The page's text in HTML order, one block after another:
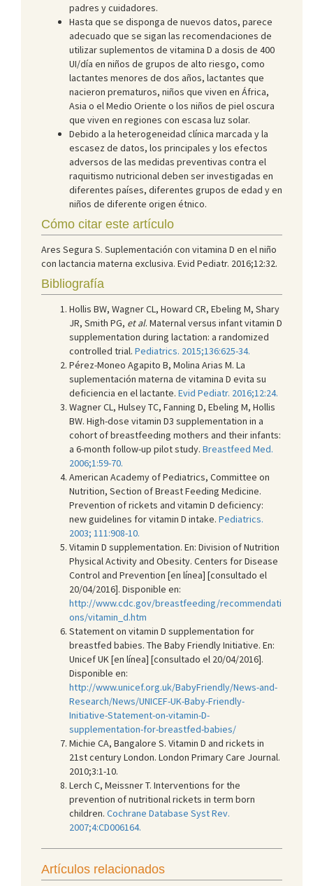
padres y cuidadores.
Hasta que se disponga de nuevos datos, parece
adecuado que se sigan las recomendaciones de
utilizar suplementos de vitamina D a dosis de 400
UI/día en niños de grupos de alto riesgo, como
lactantes menores de dos años, lactantes que
nacieron prematuros, niños que viven en África,
Asia o el Medio Oriente o los niños de piel oscura
que viven en regiones con escasa luz solar.
Debido a la heterogeneidad clínica marcada y la
escasez de datos, los principales y los efectos
adversos de las medidas preventivas contra el
raquitismo nutricional deben ser investigadas en
diferentes países, diferentes grupos de edad y en
niños de diferente origen étnico.
Cómo citar este artículo
Ares Segura S. Suplementación con vitamina D en el niño
con lactancia materna exclusiva. Evid Pediatr. 2016;12:32.
Bibliografía
Hollis BW, Wagner CL, Howard CR, Ebeling M, Shary
JR, Smith PG, et al. Maternal versus infant vitamin D
supplementation during lactation: a randomized
controlled trial. Pediatrics. 2015;136:625-34.
Pérez-Moneo Agapito B, Molina Arias M. La
suplementación materna de vitamina D evita su
deficiencia en el lactante. Evid Pediatr. 2016;12:24.
Wagner CL, Hulsey TC, Fanning D, Ebeling M, Hollis
BW. High-dose vitamin D3 supplementation in a
cohort of breastfeeding mothers and their infants:
a 6-month follow-up pilot study. Breastfeed Med.
2006;1:59-70.
American Academy of Pediatrics, Committee on
Nutrition, Section of Breast Feeding Medicine.
Prevention of rickets and vitamin D deficiency:
new guidelines for vitamin D intake. Pediatrics.
2003; 111:908-10.
Vitamin D supplementation. En: Division of Nutrition
Physical Activity and Obesity. Centers for Disease
Control and Prevention [en línea] [consultado el
20/04/2016]. Disponible en:
http://www.cdc.gov/breastfeeding/recommendati
ons/vitamin_d.htm
Statement on vitamin D supplementation for
breastfed babies. The Baby Friendly Initiative. En:
Unicef UK [en línea] [consultado el 20/04/2016].
Disponible en:
http://www.unicef.org.uk/BabyFriendly/News-and-
Research/News/UNICEF-UK-Baby-Friendly-
Initiative-Statement-on-vitamin-D-
supplementation-for-breastfed-babies/
Michie CA, Bangalore S. Vitamin D and rickets in
21st century London. London Primary Care Journal.
2010;3:1-10.
Lerch C, Meissner T. Interventions for the
prevention of nutritional rickets in term born
children. Cochrane Database Syst Rev.
2007;4:CD006164.
Artículos relacionados